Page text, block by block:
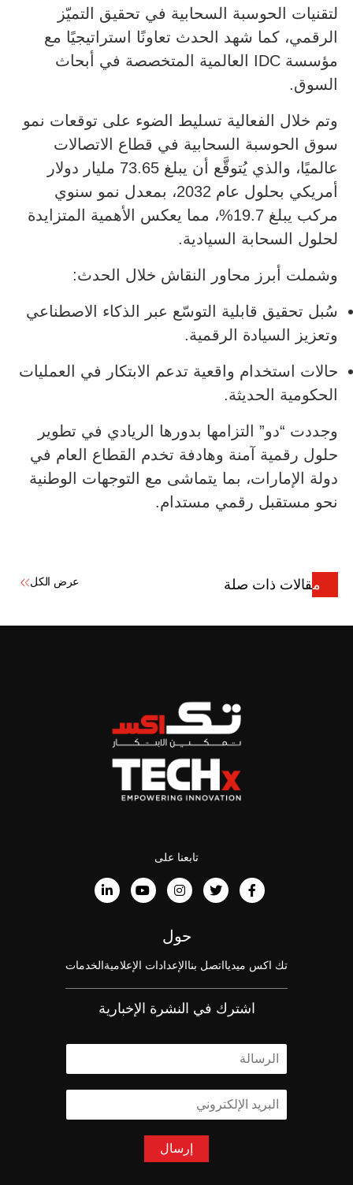
لتقنيات الحوسبة السحابية في تحقيق التميّز
الرقمي، كما شهد الحدث تعاونًا استراتيجيًا مع
مؤسسة IDC العالمية المتخصصة في أبحاث
السوق.
وتم خلال الفعالية تسليط الضوء على توقعات نمو
سوق الحوسبة السحابية في قطاع الاتصالات
عالميًا، والذي يُتوقَّع أن يبلغ 73.65 مليار دولار
أمريكي بحلول عام 2032، بمعدل نمو سنوي
مركب يبلغ 19.7%، مما يعكس الأهمية المتزايدة
لحلول السحابة السيادية.
وشملت أبرز محاور النقاش خلال الحدث:
سُبل تحقيق قابلية التوسّع عبر الذكاء الاصطناعي
وتعزيز السيادة الرقمية.
حالات استخدام واقعية تدعم الابتكار في العمليات
الحكومية الحديثة.
وجددت “دو” التزامها بدورها الريادي في تطوير
حلول رقمية آمنة وهادفة تخدم القطاع العام في
دولة الإمارات، بما يتماشى مع التوجهات الوطنية
نحو مستقبل رقمي مستدام.
مقالات ذات صلة عرض الكل
تابعنا على
حول
تك اكس ميديااتصل بناالإعدادات الإعلاميةالخدمات
اشترك في النشرة الإخبارية
س
إرسال